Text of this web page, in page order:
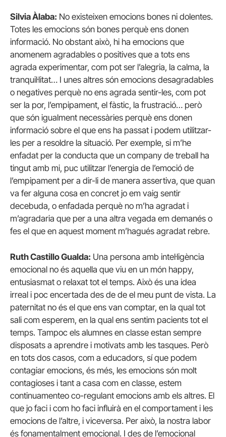
Silvia Àlaba: No existeixen emocions bones ni dolentes.
Totes les emocions són bones perquè ens donen
informació. No obstant això, hi ha emocions que
anomenem agradables o positives que a tots ens
agrada experimentar, com pot ser l’alegria, la calma, la
tranquil·litat… I unes altres són emocions desagradables
o negatives perquè no ens agrada sentir-les, com pot
ser la por, l’empipament, el fàstic, la frustració… però
que són igualment necessàries perquè ens donen
informació sobre el que ens ha passat i podem utilitzar-
les per a resoldre la situació. Per exemple, si m’he
enfadat per la conducta que un company de treball ha
tingut amb mi, puc utilitzar l’energia de l’emoció de
l’empipament per a dir-li de manera assertiva, que quan
va fer alguna cosa en concret jo em vaig sentir
decebuda, o enfadada perquè no m’ha agradat i
m’agradaria que per a una altra vegada em demanés o
fes el que en aquest moment m’hagués agradat rebre.
Ruth Castillo Gualda: Una persona amb intel·ligència
emocional no és aquella que viu en un món happy,
entusiasmat o relaxat tot el temps. Això és una idea
irreal i poc encertada des de de el meu punt de vista. La
paternitat no és el que ens van comptar, en la qual tot
sali com esperem, en la qual ens sentim pacients tot el
temps. Tampoc els alumnes en classe estan sempre
disposats a aprendre i motivats amb les tasques. Però
en tots dos casos, com a educadors, sí que podem
contagiar emocions, és més, les emocions són molt
contagioses i tant a casa com en classe, estem
continuamenteo co-regulant emocions amb els altres. El
que jo faci i com ho faci influirà en el comportament i les
emocions de l’altre, i viceversa. Per això, la nostra labor
és fonamentalment emocional. I des de l’emocional